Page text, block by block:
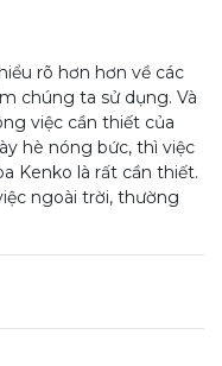
rõ hơn hơn về các
chúng ta sử dụng. Và
việc cần thiết của
hè nóng bức, thì việc
Kenko là rất cần thiết.
ngoài trời, thường